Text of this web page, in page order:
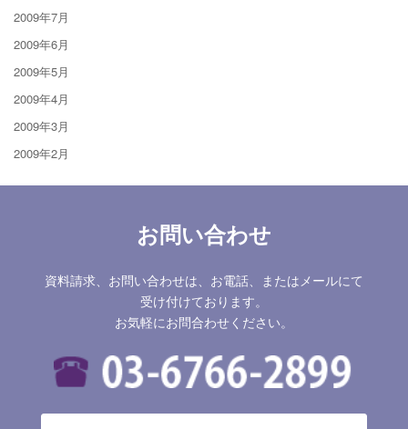
2009年7月
2009年6月
2009年5月
2009年4月
2009年3月
2009年2月
お問い合わせ
資料請求、お問い合わせは、お電話、またはメールにて
受け付けております。
お気軽にお問合わせください。